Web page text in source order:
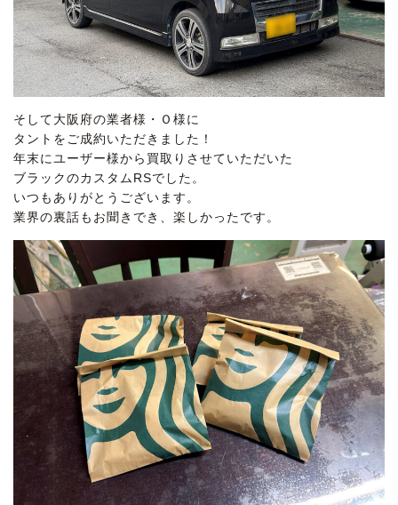
そして大阪府の業者様・Ｏ様に
タントをご成約いただきました！
年末にユーザー様から買取りさせていただいた
ブラックのカスタムRSでした。
いつもありがとうございます。
業界の裏話もお聞きでき、楽しかったです。